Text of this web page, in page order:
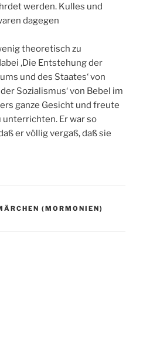
werden. Kulles und
dagegen
theoretisch zu
‚Die Entstehung der
und des Staates‘ von
Sozialismus‘ von Bebel im
ganze Gesicht und freute
unterrichten. Er war so
er völlig vergaß, daß sie
(MORMONIEN)